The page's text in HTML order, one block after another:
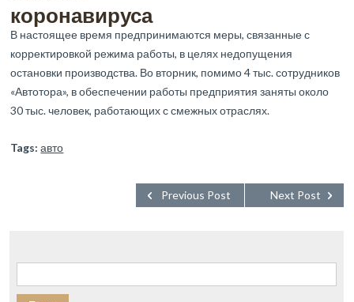
коронавируса
В настоящее время предпринимаются меры, связанные с
корректировкой режима работы, в целях недопущения
остановки производства. Во вторник, помимо 4 тыс. сотрудников
«Автотора», в обеспечении работы предприятия заняты около
30 тыс. человек, работающих с смежных отраслях.
Tags: авто
Next Post
Previous Post
Найти: